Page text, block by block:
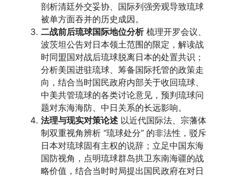
剖析清廷外交妥协、国际列强旁观导致琉球
被单方面吞并的历史成因。
二战前后琉球国际地位分析梳理开罗会议、
波茨坦公告对日本领土范围的限定，解读战
时同盟国对战后琉球脱离日本的处置共识；
分析美国进驻琉球、筹备国际托管的政策走
向，结合当时国民政府内部关于收回琉球、
中美共管琉球的各类讨论意见，预判琉球问
题对东海海防、中日关系的长远影响。
法理与现实对策论述 以近代国际法、宗藩体
制双重视角辨析 “琉球处分” 的非法性，驳斥
日本对琉球固有主权的说辞；立足中国东海
国防视角，点明琉球群岛拱卫东南海疆的战
略价值，结合当时时局提出国民政府在对日